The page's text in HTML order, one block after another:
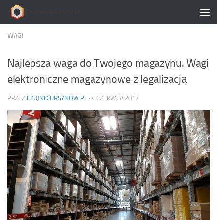
Skip to content
WAGI
Najlepsza waga do Twojego magazynu. Wagi
elektroniczne magazynowe z legalizacją
PRZEZ CZUJNIKIURSYNOW.PL · 4 CZERWCA 2017